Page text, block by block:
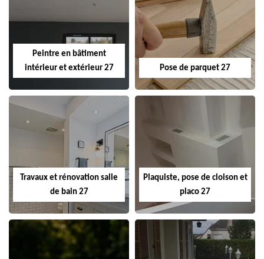
Peintre en bâtiment
intérieur et extérieur 27
Pose de parquet 27
Travaux et rénovation salle
de bain 27
Plaquiste, pose de cloison et
placo 27